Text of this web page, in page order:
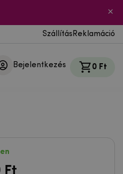
Szállítás Reklamáció
Bejelentkezés 0 Ft
Ft